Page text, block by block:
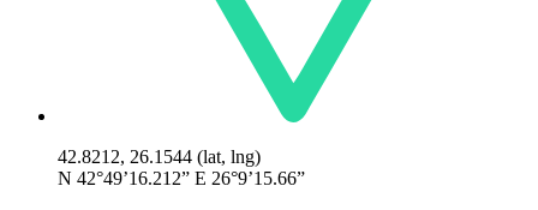
42.8212, 26.1544 (lat, lng)
N 42°49’16.212” E 26°9’15.66”